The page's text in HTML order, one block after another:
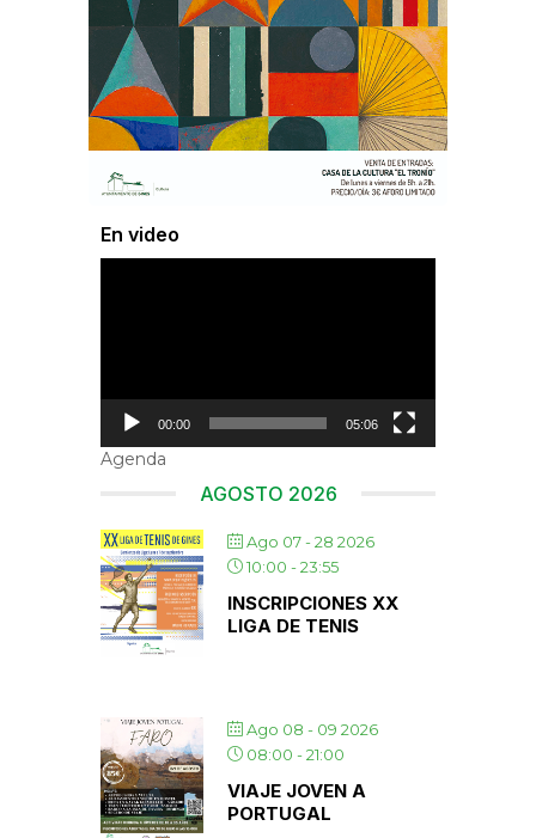
En video
00:00 05:06
Agenda
AGOSTO 2026
Ago 07 - 28 2026
10:00 -23:55
INSCRIPCIONES XX
LIGA DE TENIS
Ago 08 - 09 2026
08:00 -21:00
VIAJE JOVEN A
PORTUGAL